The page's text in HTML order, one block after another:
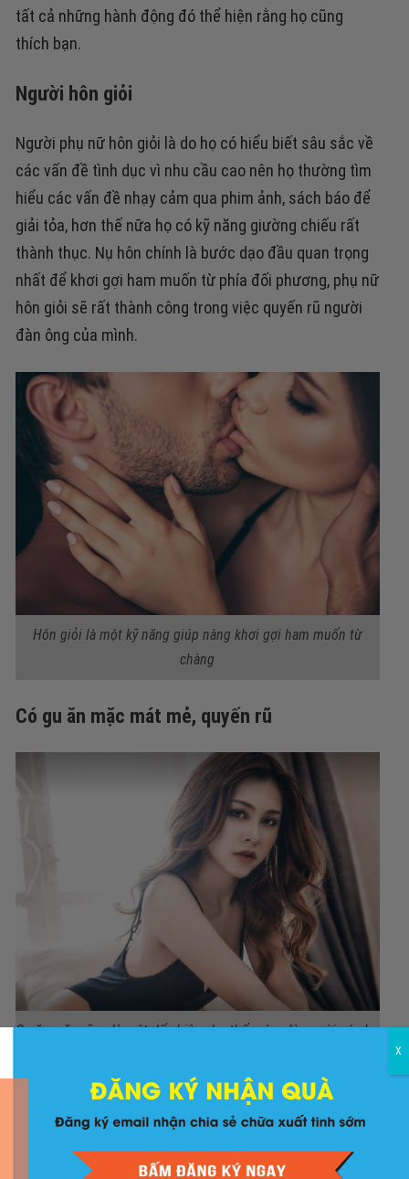
tất cả những hành động đó thể hiện rằng họ cũng
thích bạn.
Người hôn giỏi
Người phụ nữ hôn giỏi là do họ có hiểu biết sâu sắc về
các vấn đề tình dục vì nhu cầu cao nên họ thường tìm
hiểu các vấn đề nhạy cảm qua phim ảnh, sách báo để
giải tỏa, hơn thế nữa họ có kỹ năng giường chiếu rất
thành thục. Nụ hôn chính là bước dạo đầu quan trọng
nhất để khơi gợi ham muốn từ phía đối phương, phụ nữ
hôn giỏi sẽ rất thành công trong việc quyến rũ người
đàn ông của mình.
Hôn giỏi là một kỹ năng giúp nàng khơi gợi ham muốn từ
chàng
Có gu ăn mặc mát mẻ, quyến rũ
Gu ăn mặc cũng là một dấu hiệu cho thấy nàng là người có nhu
Để có thể thu hút được người đối diện người phụ nữ
cong trên cơ thể, vòng 1 đầy đặn, vòng 2 phăng phiu,
X